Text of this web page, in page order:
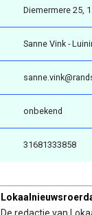
Diemermere 25,
Sanne Vink -
onbekend
31681333858
De redactie van